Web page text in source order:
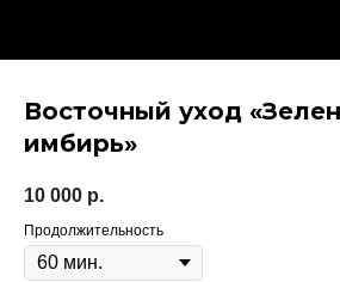
Восточный уход
имбирь»
10 000 р.
Продолжительность